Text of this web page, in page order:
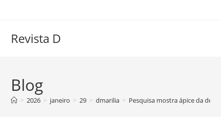
conteúdo
Revista D
Blog
> 2026 > janeiro > 29 > dmarilia > Pesquisa mostra ápice da